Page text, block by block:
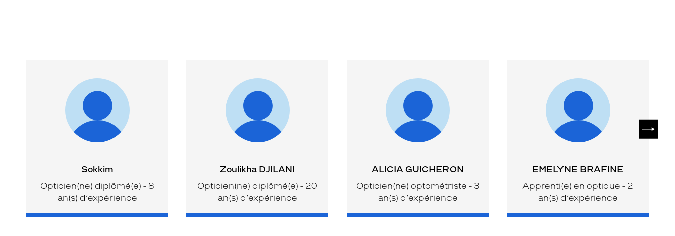
Sokkim
Opticien(ne) diplômé(e) - 8
an(s) d’expérience
Zoulikha DJILANI
Opticien(ne) diplômé(e) - 20
an(s) d’expérience
ALICIA GUICHERON
Opticien(ne) optométriste - 3
an(s) d’expérience
EMELYNE BRAFINE
Apprenti(e) en optique - 2
an(s) d’expérience